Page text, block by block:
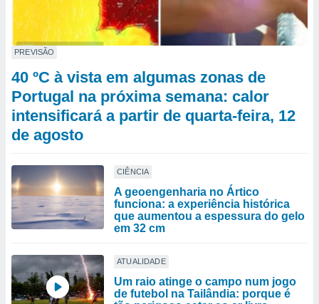
PREVISÃO
40 ºC à vista em algumas zonas de
Portugal na próxima semana: calor
intensificará a partir de quarta-feira, 12
de agosto
CIÊNCIA
A geoengenharia no Ártico
funciona: a experiência histórica
que aumentou a espessura do gelo
em 32 cm
ATUALIDADE
Um raio atinge o campo num jogo
de futebol na Tailândia: porque é